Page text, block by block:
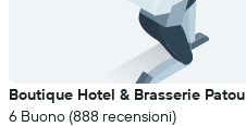
Boutique Hotel & Brasserie Patou
6 Buono (888 recensioni)